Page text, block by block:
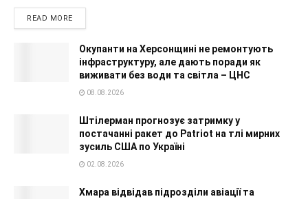
READ MORE
Окупанти на Херсонщині не ремонтують
інфраструктуру, але дають поради як
виживати без води та світла – ЦНС
08.08.2026
Штілерман прогнозує затримку у
постачанні ракет до Patriot на тлі мирних
зусиль США по Україні
02.08.2026
Хмара відвідав підрозділи авіації та